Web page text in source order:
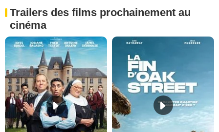
Trailers des films prochainement au
cinéma